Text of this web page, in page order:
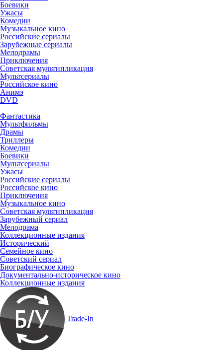
Боевики
Ужасы
Комедии
Музыкальное кино
Российские сериалы
Зарубежные сериалы
Мелодрамы
Приключения
Советская мультипликация
Мультсериалы
Российское кино
Анимэ
DVD
Фантастика
Мультфильмы
Драмы
Триллеры
Комедии
Боевики
Мультсериалы
Ужасы
Российские сериалы
Российское кино
Приключения
Музыкальное кино
Советская мультипликация
Зарубежный сериал
Мелодрама
Коллекционные издания
Исторический
Семейное кино
Советский сериал
Биографическое кино
Документально-историческое кино
Коллекционные издания
Trade-In